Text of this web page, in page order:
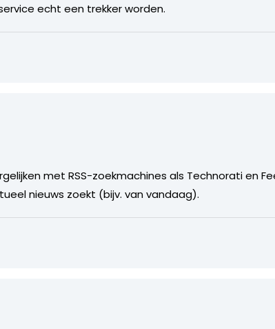
echt een trekker worden.
met RSS-zoekmachines als Technorati en
nieuws zoekt (bijv. van vandaag).